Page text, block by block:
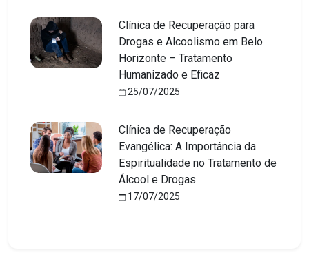
Clínica de Recuperação para
Drogas e Alcoolismo em Belo
Horizonte – Tratamento
Humanizado e Eficaz
25/07/2025
Clínica de Recuperação
Evangélica: A Importância da
Espiritualidade no Tratamento de
Álcool e Drogas
17/07/2025